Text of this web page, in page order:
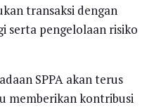
transaksi dengan
serta pengelolaan risiko
SPPA akan terus
memberikan kontribusi